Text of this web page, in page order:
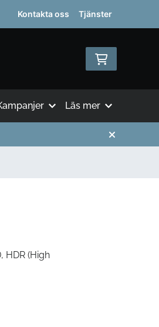
Kontakta oss Tjänster
Läs mer
HDR (High